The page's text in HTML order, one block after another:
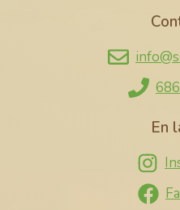
En